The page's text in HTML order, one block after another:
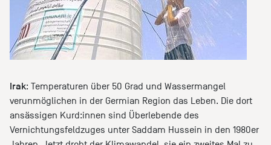
Irak: Temperaturen über 50 Grad und Wassermangel
verunmöglichen in der Germian Region das Leben. Die dort
ansässigen Kurd:innen sind Überlebende des
Vernichtungsfeldzuges unter Saddam Hussein in den 1980er